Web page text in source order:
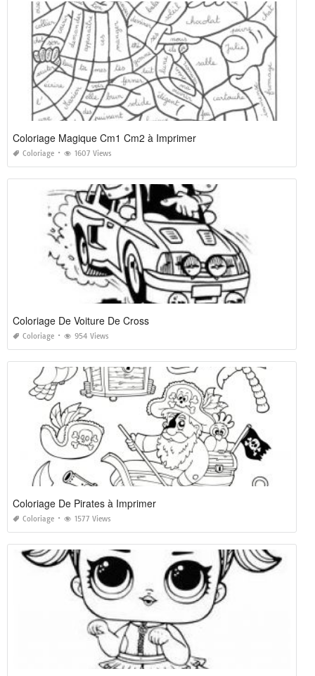
Coloriage Magique Cm1 Cm2 à Imprimer
Coloriage 1607 Views
Coloriage De Voiture De Cross
Coloriage 954 Views
Coloriage De Pirates à Imprimer
Coloriage 1577 Views